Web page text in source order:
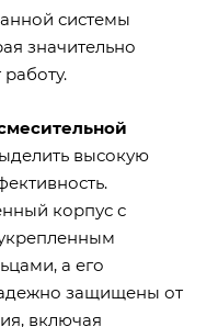
системы
значительно
высокую
корпус с
а его
защищены от
включая